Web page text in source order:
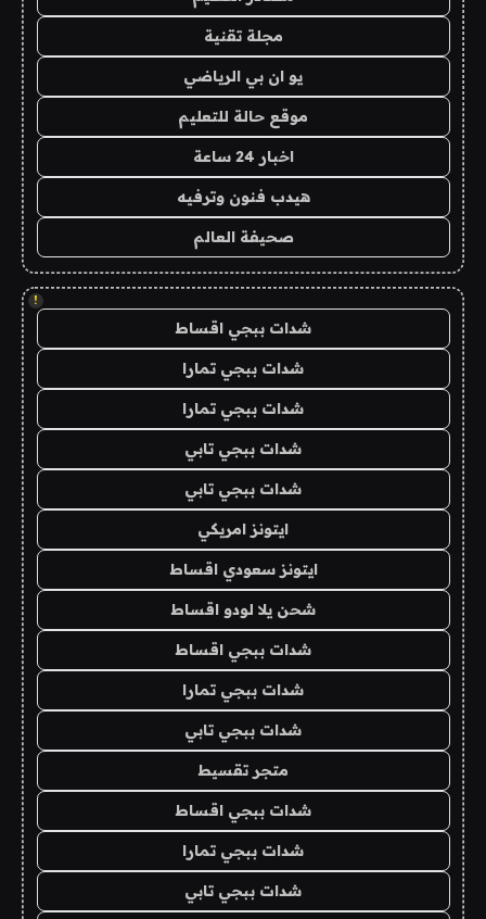
مجلة تقنية
يو ان بي الرياضي
موقع حالة للتعليم
اخبار 24 ساعة
هيدب فنون وترفيه
صحيفة العالم
!
شدات ببجي اقساط
شدات ببجي تمارا
شدات ببجي تمارا
شدات ببجي تابي
شدات ببجي تابي
ايتونز امريكي
ايتونز سعودي اقساط
شحن يلا لودو اقساط
شدات ببجي اقساط
شدات ببجي تمارا
شدات ببجي تابي
متجر تقسيط
شدات ببجي اقساط
شدات ببجي تمارا
شدات ببجي تابي